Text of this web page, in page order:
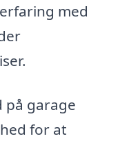
med
på garage
for at